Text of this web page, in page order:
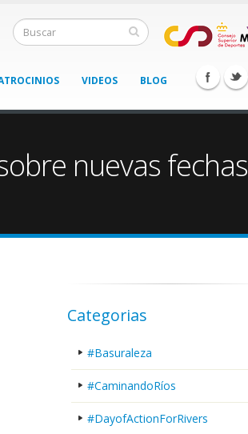
VIDEOS BLOG
nuevas fechas
Categorias
#Basuraleza
#CaminandoRíos
#DayofActionForRivers